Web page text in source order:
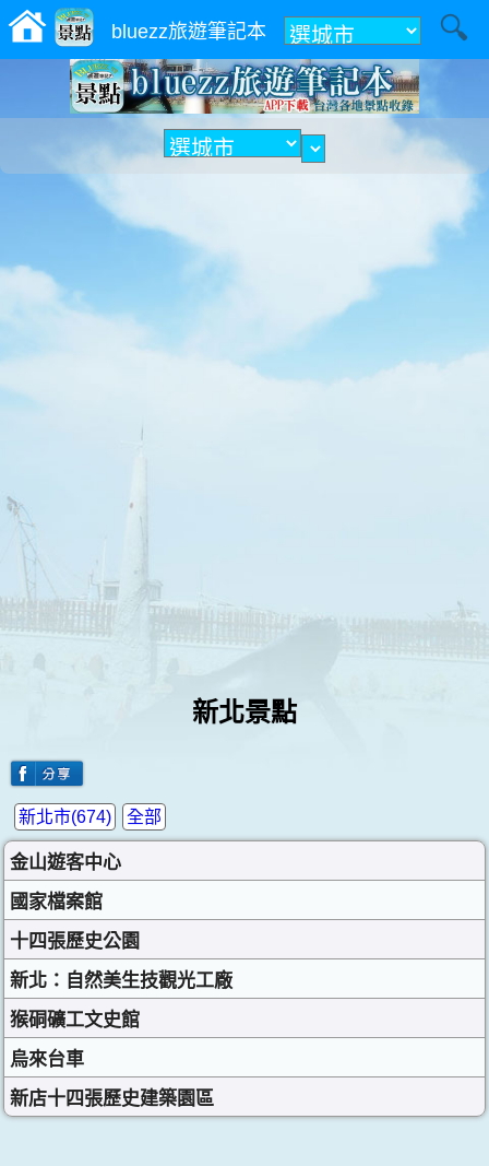
bluezz旅遊筆記本 附近
新北景點
全部
新北市(674)
金山遊客中心
國家檔案館
十四張歷史公園
新北：自然美生技觀光工廠
猴硐礦工文史館
烏來台車
新店十四張歷史建築園區